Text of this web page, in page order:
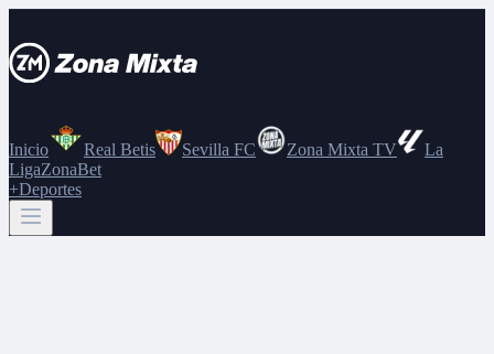
Inicio Real Betis Sevilla FC Zona Mixta TV
La
LigaZonaBet
+Deportes